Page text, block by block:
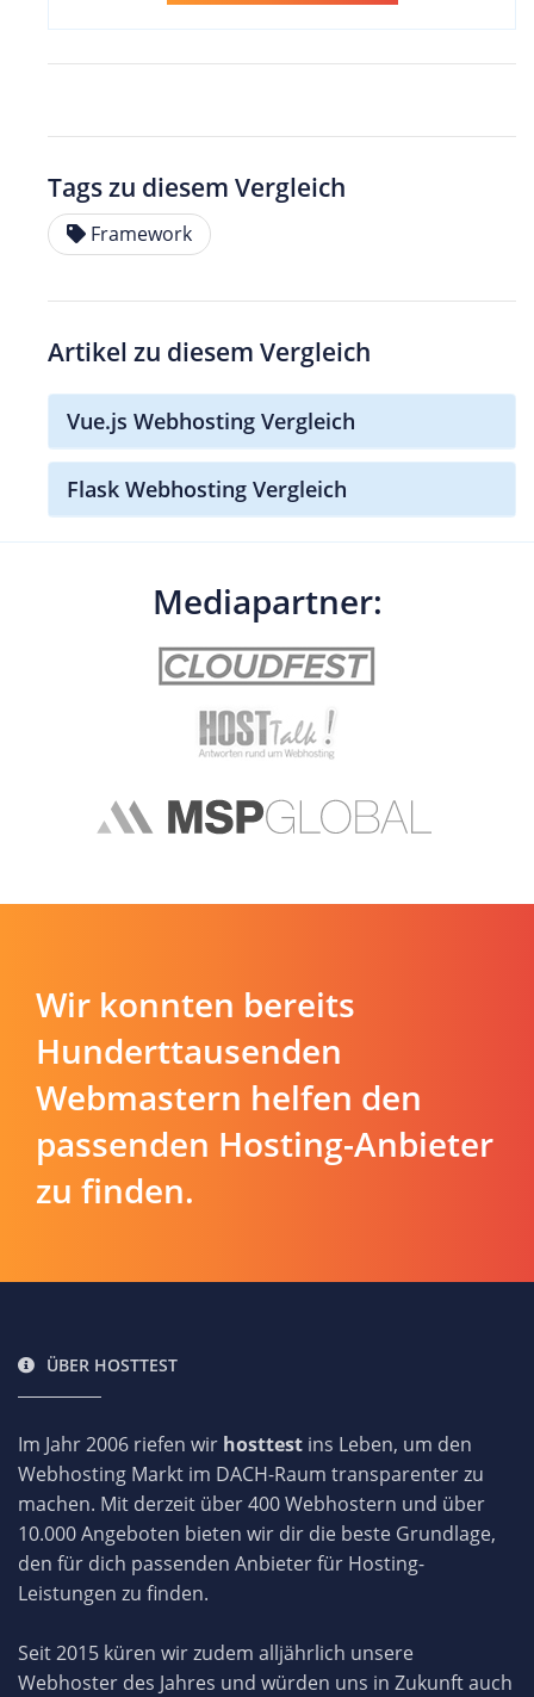
Tags zu diesem Vergleich
Framework
Artikel zu diesem Vergleich
Vue.js Webhosting Vergleich
Flask Webhosting Vergleich
Mediapartner:
Wir konnten bereits
Hunderttausenden
Webmastern helfen den
passenden Hosting-Anbieter
zu finden.
ÜBER HOSTTEST
Im Jahr 2006 riefen wir hosttest ins Leben, um den
Webhosting Markt im DACH-Raum transparenter zu
machen. Mit derzeit über 400 Webhostern und über
10.000 Angeboten bieten wir dir die beste Grundlage,
den für dich passenden Anbieter für Hosting-
Leistungen zu finden.
Seit 2015 küren wir zudem alljährlich unsere
Webhoster des Jahres und würden uns in Zukunft auch